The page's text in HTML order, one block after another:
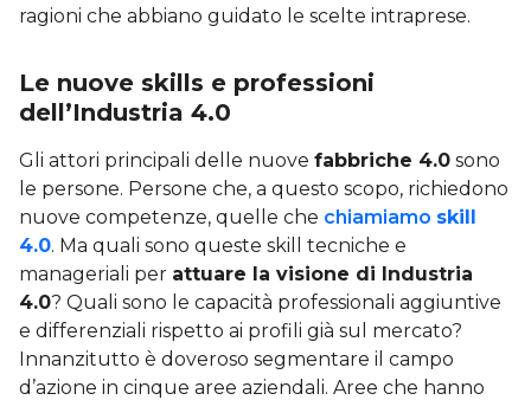
ragioni che abbiano guidato le scelte intraprese.
Le nuove skills e professioni
dell’Industria 4.0
Gli attori principali delle nuove fabbriche 4.0 sono
le persone. Persone che, a questo scopo, richiedono
nuove competenze, quelle che chiamiamo skill
4.0. Ma quali sono queste skill tecniche e
manageriali per attuare la visione di Industria
4.0? Quali sono le capacità professionali aggiuntive
e differenziali rispetto ai profili già sul mercato?
Innanzitutto è doveroso segmentare il campo
d’azione in cinque aree aziendali. Aree che hanno